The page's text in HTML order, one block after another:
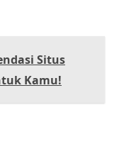
Situs
Kamu!